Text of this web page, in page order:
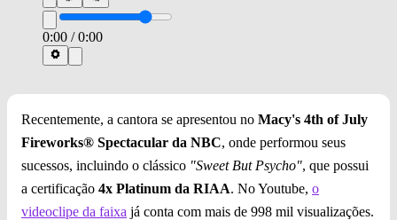
0:00 /0:00
Recentemente, a cantora se apresentou no Macy's 4th of July
Fireworks® Spectacular da NBC, onde performou seus
sucessos, incluindo o clássico "Sweet But Psycho", que possui
a certificação 4x Platinum da RIAA. No Youtube, o
videoclipe da faixa já conta com mais de 998 mil visualizações.